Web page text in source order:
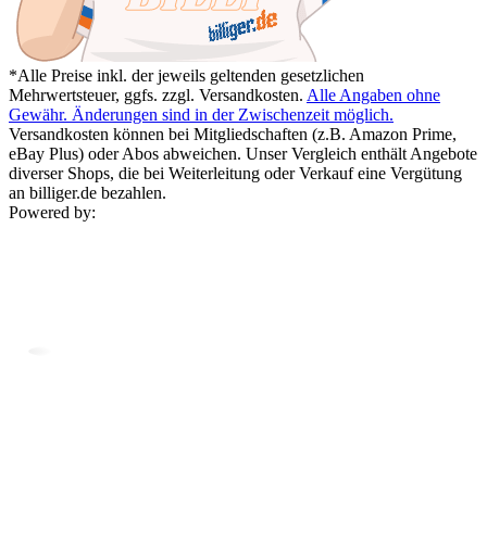
*Alle Preise inkl. der jeweils geltenden gesetzlichen
Mehrwertsteuer, ggfs. zzgl. Versandkosten. Alle Angaben ohne
Gewähr. Änderungen sind in der Zwischenzeit möglich.
Versandkosten können bei Mitgliedschaften (z.B. Amazon Prime,
eBay Plus) oder Abos abweichen. Unser Vergleich enthält Angebote
diverser Shops, die bei Weiterleitung oder Verkauf eine Vergütung
an billiger.de bezahlen.
Powered by: